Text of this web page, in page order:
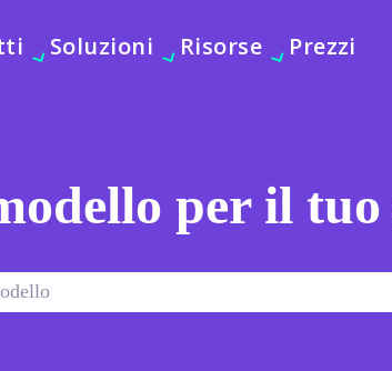
Soluzioni Risorse Prezzi
per il tuo